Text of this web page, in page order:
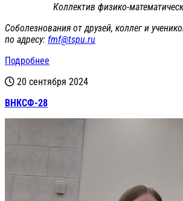
Коллектив физико-
Соболезнования от друзей, коллег и
по адресу: fmf@tspu.ru
Подробнее
20 сентября 2024
ВНКСФ-28